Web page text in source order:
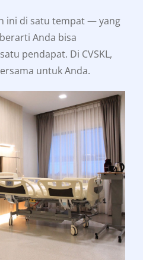
ini di satu tempat — yang
Anda bisa
pendapat. Di CVSKL,
untuk Anda.